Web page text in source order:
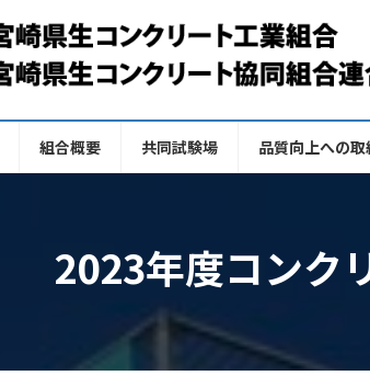
組合概要 共同試験場 品質向上への取
2023年度コンク